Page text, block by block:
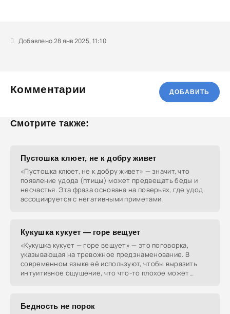
Добавлено 28 янв 2025, 11:10
Комментарии ДОБАВИТЬ
Смотрите также:
Пустошка клюет, не к добру живет
«Пустошка клюет, не к добру живет» — значит, что
появление удода (птицы) может предвещать беды и
несчастья. Эта фраза основана на поверьях, где удод
ассоциируется с негативными приметами.
Кукушка кукует — горе вещует
«Кукушка кукует — горе вещует» — это поговорка,
указывающая на тревожное предзнаменование. В
современном языке её используют, чтобы выразить
интуитивное ощущение, что что-то плохое может
Бедность не порок